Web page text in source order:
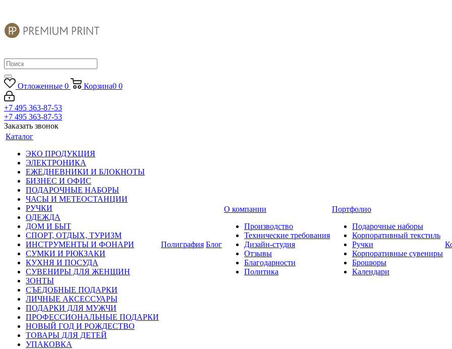
Отложенные 0 Корзина0 0
+7 495 363-87-53
+7 495 363-87-53
Заказать звонок
Каталог
ЭКО ПРОДУКЦИЯ
ЭЛЕКТРОНИКА
ЕЖЕДНЕВНИКИ И БЛОКНОТЫ
БИЗНЕС И ОФИС
ПОДАРОЧНЫЕ НАБОРЫ
ЧАСЫ И МЕТЕОСТАНЦИИ
РУЧКИ
ОДЕЖДА
ДОМ И БЫТ
СПОРТ, ОТДЫХ, ТУРИЗМ
ИНСТРУМЕНТЫ И ФОНАРИ
СУМКИ И РЮКЗАКИ
КУХНЯ И ПОСУДА
СУВЕНИРЫ ДЛЯ ЖЕНЩИН
ЗОНТЫ
СЪЕДОБНЫЕ ПОДАРКИ
ЛИЧНЫЕ АКСЕССУАРЫ
ПОДАРКИ ДЛЯ МУЖЧИ
ПРОФЕССИОНАЛЬНЫЕ ПОДАРКИ
НОВЫЙ ГОД И РОЖДЕСТВО
ТОВАРЫ ДЛЯ ДЕТЕЙ
УПАКОВКА
Полиграфия Блог
О компании
Производство
Технические требования
Дизайн-студия
Отзывы
Благодарности
Политика
Портфолио
Подарочные наборы
Корпоративный текстиль
Ручки
Корпоративные сувениры
Брошюры
Календари